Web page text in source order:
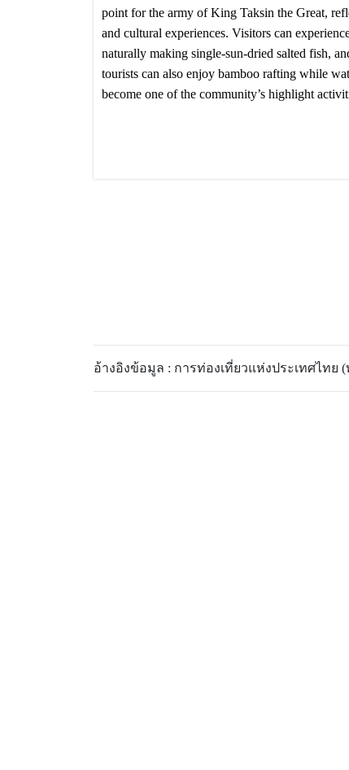
point for the army of King Taksin the Great,
and cultural experiences. Visitors can
naturally making single-sun-dried salted fish,
tourists can also enjoy bamboo rafting while
become one of the community’s highlight
อ้างอิงข้อมูล : การท่องเที่ยวแห่งประเทศไทย (